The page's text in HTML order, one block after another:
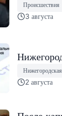
Происшествия
3 августа
2 августа